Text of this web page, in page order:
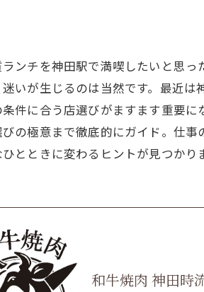
ンチを神田駅で満喫したいと思
いが生じるのは当然です。最近
件に合う店選びがますます重要
の極意まで徹底的にガイド。仕
とときに変わるヒントが見つかり
和牛焼肉 神田時